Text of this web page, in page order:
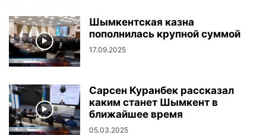
Шымкентская казна
пополнилась крупной суммой
17.09.2025
Сарсен Куранбек рассказал
каким станет Шымкент в
ближайшее время
05.03.2025